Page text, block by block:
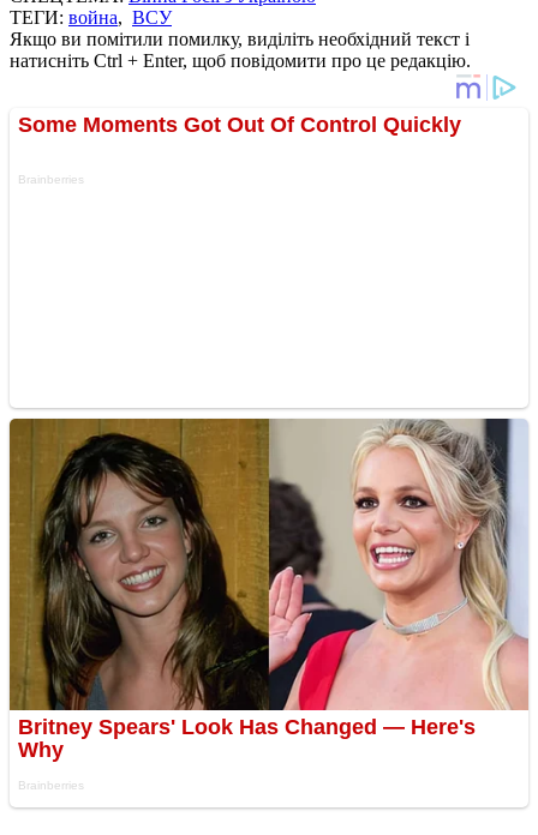
ТЕГИ: война, ВСУ
Якщо ви помітили помилку, виділіть необхідний текст і
натисніть Ctrl + Enter, щоб повідомити про це редакцію.